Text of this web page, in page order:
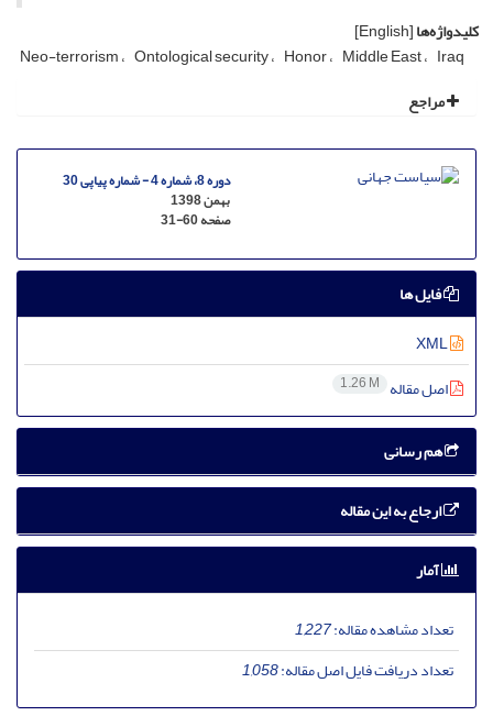
کلیدواژه‌ها[English]
Neo-terrorism Ontological security Honor Middle East Iraq
مراجع
دوره 8، شماره 4 - شماره پیاپی 30
بهمن 1398
صفحه31-60
فایل ها
اصل مقاله 1.26 M
هم رسانی
ارجاع به این مقاله
آمار
تعداد مشاهده مقاله:1,227
تعداد دریافت فایل اصل مقاله:1,058